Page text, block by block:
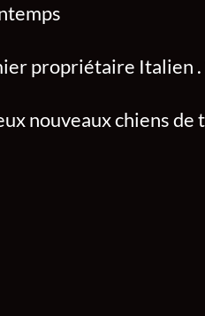
propriétaire Italien
nouveaux chiens de